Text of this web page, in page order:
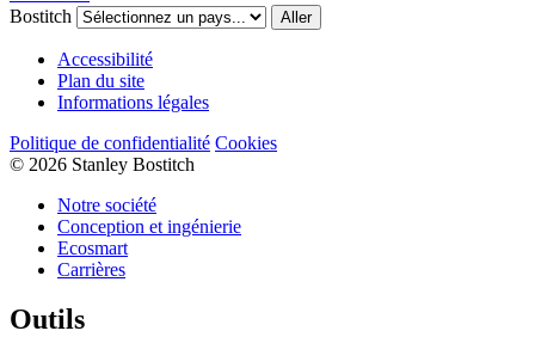
Bostitch
Aller
Accessibilité
Plan du site
Informations légales
Politique de confidentialité Cookies
© 2026 Stanley Bostitch
Notre société
Conception et ingénierie
Ecosmart
Carrières
Outils